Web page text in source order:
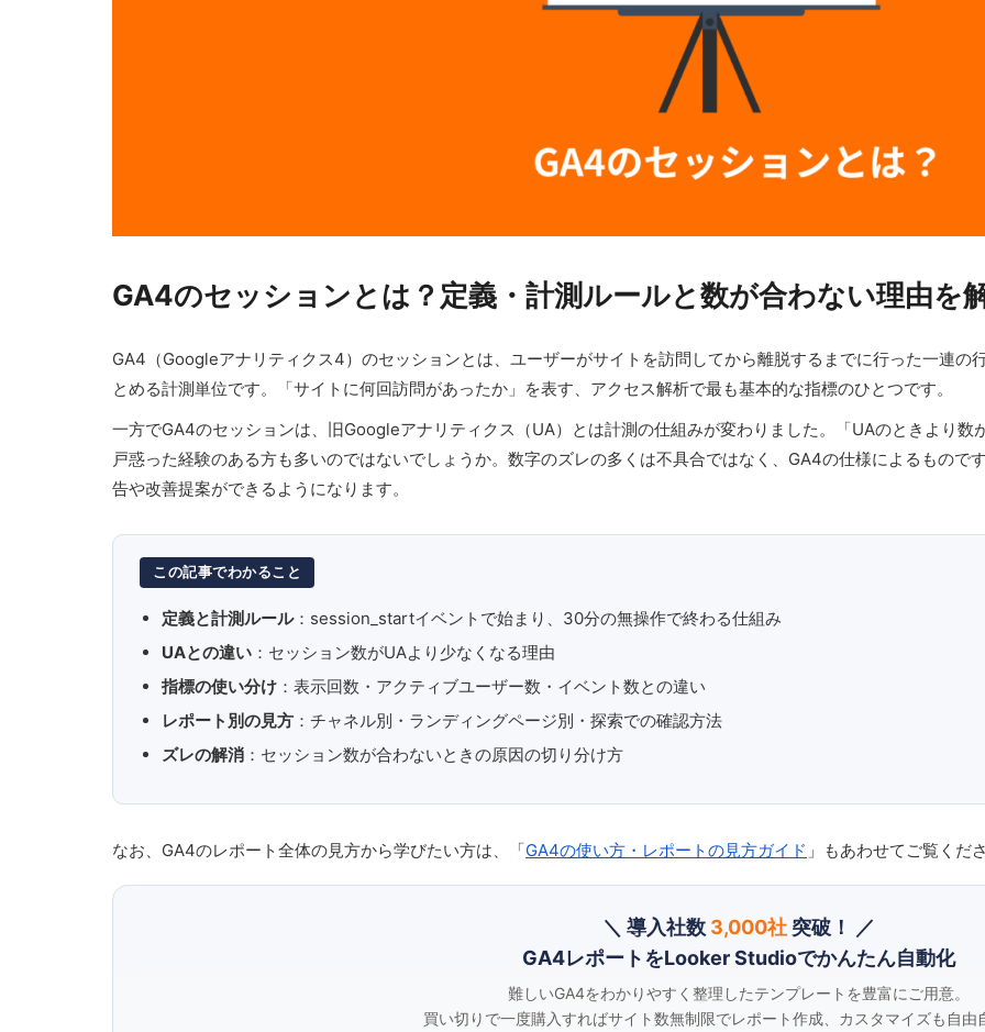
GA4のセッションとは？定義・計測ルールと数が合わない理由を
GA4（Googleアナリティクス4）のセッションとは、ユーザーがサイトを訪問してから離脱するまでに行った一連の
とめる計測単位です。「サイトに何回訪問があったか」を表す、アクセス解析で最も基本的な指標のひとつです。
一方でGA4のセッションは、旧Googleアナリティクス（UA）とは計測の仕組みが変わりました。「UAのときより数
戸惑った経験のある方も多いのではないでしょうか。数字のズレの多くは不具合ではなく、GA4の仕様によるもので
告や改善提案ができるようになります。
この記事でわかること
定義と計測ルール：session_startイベントで始まり、30分の無操作で終わる仕組み
UAとの違い ：セッション数がUAより少なくなる理由
指標の使い分け ：表示回数・アクティブユーザー数・イベント数との違い
レポート別の見方 ：チャネル別・ランディングページ別・探索での確認方法
ズレの解消 ：セッション数が合わないときの原因の切り分け方
なお、GA4のレポート全体の見方から学びたい方は、「GA4の使い方・レポートの見方ガイド 」もあわせてご覧くださ
＼ 導入社数 3,000社 突破！ ／
GA4レポートをLooker Studioでかんたん自動化
難しいGA4をわかりやすく整理したテンプレートを豊富にご用意。
買い切りで一度購入すればサイト数無制限でレポート作成、カスタマイズも自由